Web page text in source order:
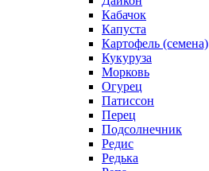
Кабачок
Капуста
Картофель (семена)
Кукуруза
Морковь
Огурец
Патиссон
Перец
Подсолнечник
Редис
Редька